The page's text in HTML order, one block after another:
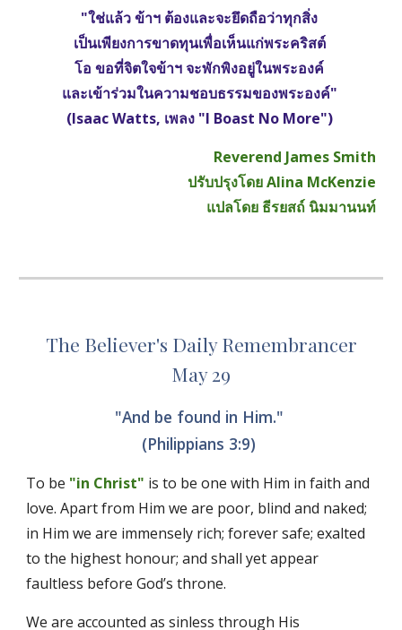
"ใช่แล้ว ข้าฯ ต้องและจะยึดถือว่าทุกสิ่ง
เป็นเพียงการขาดทุนเพื่อเห็นแก่พระคริสต์
โอ ขอที่จิตใจข้าฯ จะพักพิงอยู่ในพระองค์
และเข้าร่วมในความชอบธรรมของพระองค์"
(Isaac Watts, เพลง "I Boast No More")
Reverend James Smith
ปรับปรุงโดย Alina McKenzie
แปลโดย ธีรยสถ์ นิมมานนท์
The Believer's Daily Remembrancer
May 29
"And be found in Him."
(Philippians 3:9)
To be "in Christ" is to be one with Him in faith and
love. Apart from Him we are poor, blind and naked;
in Him we are immensely rich; forever safe; exalted
to the highest honour; and shall yet appear
faultless before God’s throne.
We are accounted as sinless through His